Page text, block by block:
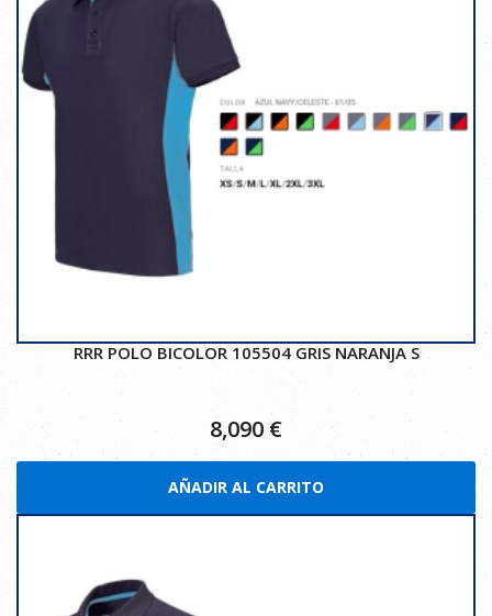
RRR POLO BICOLOR 105504 GRIS NARANJA S
8,090 €
AÑADIR AL CARRITO